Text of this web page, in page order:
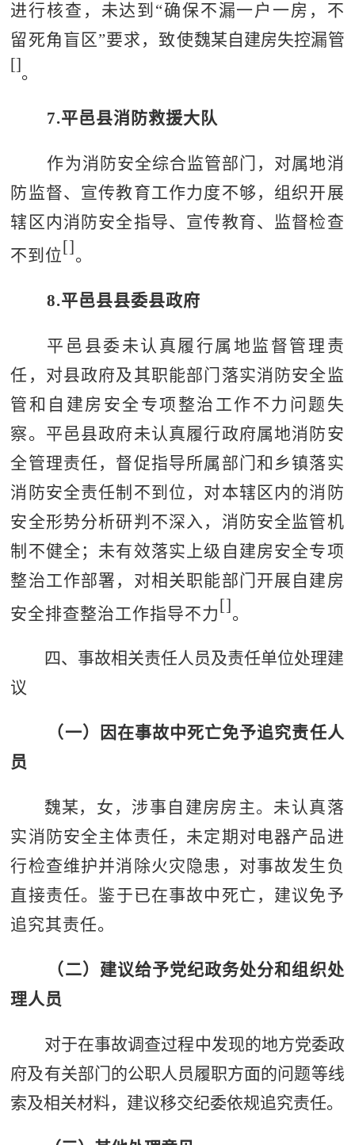
进行核查，未达到 “确保不漏一户一房，不
留死角盲区”要求，致使魏某自建房失控漏管
[]。
7.平邑县消防救援大队
作为消防安全综合监管部门，对属地消
防监督、宣传教育工作力度不够，组织开展
辖区内消防安全指导、宣传教育、监督检查
不到位[]。
8.平邑县县委县政府
平邑县委未认真履行属地监督管理责
任，对县政府及其职能部门落实消防安全监
管和自建房安全专项整治工作不力问题失
察。平邑县政府未认真履行政府属地消防安
全管理责任，督促指导所属部门和乡镇落实
消防安全责任制不到位，对本辖区内的消防
安全形势分析研判不深入，消防安全监管机
制不健全；未有效落实上级自建房安全专项
整治工作部署，对相关职能部门开展自建房
安全排查整治工作指导不力[]。
四、事故相关责任人员及责任单位处理建
议
（一）
因在事故中死亡免予追究责任人
员
魏某，女，涉事自建房房主。未认真落
实消防安全主体责任，未定期对电器产品进
行检查维护并消除火灾隐患，对事故发生负
直接责任。 鉴于已在事故中死亡，建议免予
追究其责任。
（二）建议给予党纪政务处分和组织处
理人员
对于在事故调查过程中发现的地方党委政
府及有关部门的公职人员履职方面的问题等线
索及相关材料，建议移交纪委依规追究责任。